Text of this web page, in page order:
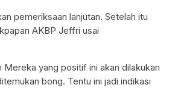
pemeriksaan lanjutan. Setelah itu
AKBP Jeffri usai
Mereka yang positif ini akan dilakukan
bong. Tentu ini jadi indikasi